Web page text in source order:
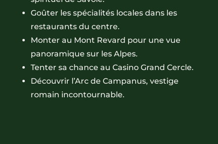
Goûter les spécialités locales dans les
restaurants du centre.
Monter au Mont Revard pour une vue
panoramique sur les Alpes.
Tenter sa chance au Casino Grand Cercle.
Découvrir l’Arc de Campanus, vestige
romain incontournable.